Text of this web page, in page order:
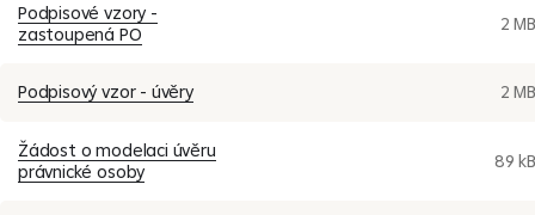
Podpisové vzory -
zastoupená PO
2 MB
Podpisový vzor - úvěry 2 MB
Žádost o modelaci úvěru
právnické osoby
89 kB